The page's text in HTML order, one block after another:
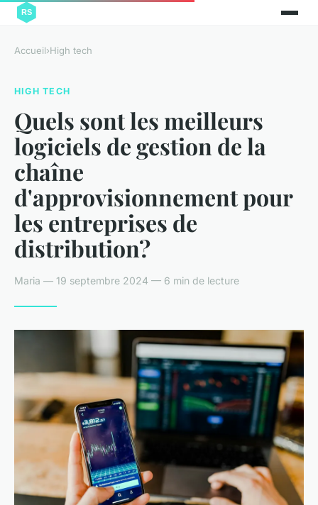
Accueil›High tech
HIGH TECH
Quels sont les meilleurs
logiciels de gestion de la
chaîne
d'approvisionnement pour
les entreprises de
distribution?
Maria — 19 septembre 2024 — 6 min de lecture